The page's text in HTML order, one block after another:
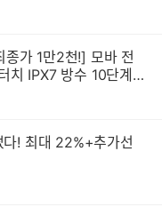
종가 1만2천!] 모바 전
IPX7 방수 10단계
! 최대 22%+추가선